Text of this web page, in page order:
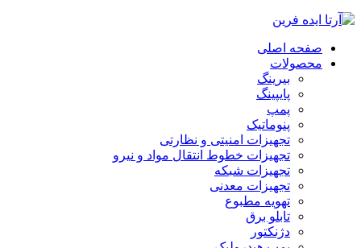
صفحه اصلی
محصولات
بیرینگ
پایپینگ
پمپ
پنوماتیک
تجهیزات امنیتی و نظارتی
تجهیزات خطوط انتقال مواد و نیرو
تجهیزات شبکه
تجهیزات معدنی
تهویه مطبوع
تابلو برق
دژنکتور